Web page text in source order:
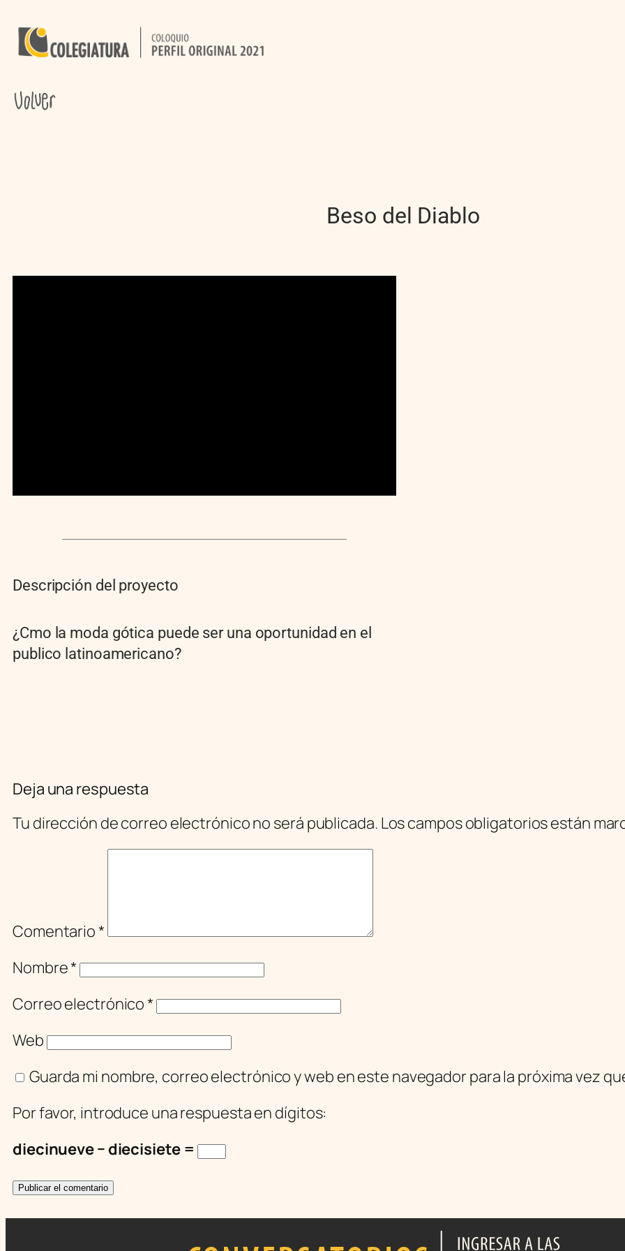
Beso del Diablo
Descripción del proyecto
¿Cmo la moda gótica puede ser una oportunidad en el
publico latinoamericano?
Deja una respuesta
Tu dirección de correo electrónico no será publicada. Los campos obligatorios están
Comentario*
Nombre*
Correo electrónico*
Web
Guarda mi nombre, correo electrónico y web en este navegador para la próxima vez
Por favor, introduce una respuesta en dígitos:
diecinueve − diecisiete =